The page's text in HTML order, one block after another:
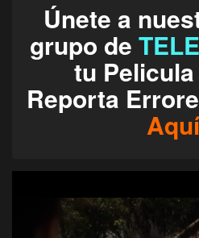
Únete a
grupo de
tu
Reporta